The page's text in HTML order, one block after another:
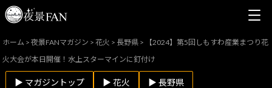
ホーム >夜景FANマガジン >花火 > 長野県 >
【2024】第5回しもすわ産業まつり花
火大会が本日開催！水上スターマインに釘付け
▶ マガジントップ ▶ 花火 ▶ 長野県